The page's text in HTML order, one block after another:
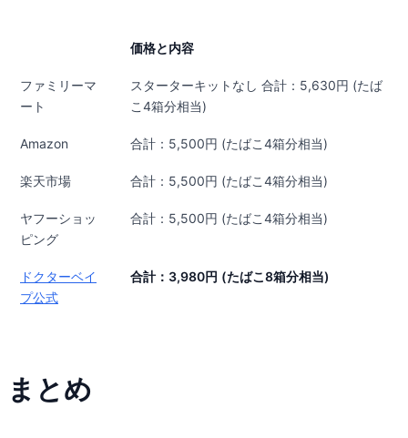
価格と内容
ファミリーマ
ート
スターターキットなし 合計：5,630円 (たば
こ4箱分相当)
Amazon 合計：5,500円 (たばこ4箱分相当)
楽天市場 合計：5,500円 (たばこ4箱分相当)
ヤフーショッ
ピング
合計：5,500円 (たばこ4箱分相当)
ドクターベイ
プ公式
合計：3,980円 (たばこ8箱分相当)
まとめ